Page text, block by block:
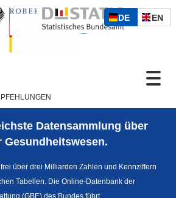
S
p
w
a
l
DED
ENE
H
Datensammlung über
Gesundheitswesen.
über drei Milliarden Zahlen und Kennziffern
Tabellen. Die Online-Datenbank der
(GBE) des Bundes führt